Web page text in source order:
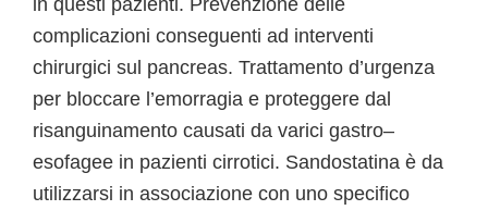
in questi pazienti. Prevenzione delle
complicazioni conseguenti ad interventi
chirurgici sul pancreas. Trattamento d’urgenza
per bloccare l’emorragia e proteggere dal
risanguinamento causati da varici gastro–
esofagee in pazienti cirrotici. Sandostatina è da
utilizzarsi in associazione con uno specifico